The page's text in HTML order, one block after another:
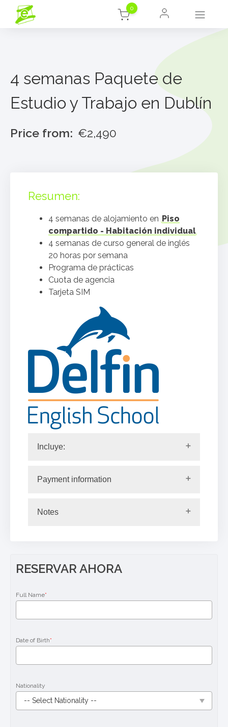
0
4 semanas Paquete de
Estudio y Trabajo en Dublín
Price from: €2,490
Resumen:
4 semanas de alojamiento en Piso
compartido - Habitación individual
4 semanas de curso general de inglés
20 horas por semana
Programa de prácticas
Cuota de agencia
Tarjeta SIM
Incluye:
Payment information
Notes
RESERVAR AHORA
Full Name*
Date of Birth*
Nationality